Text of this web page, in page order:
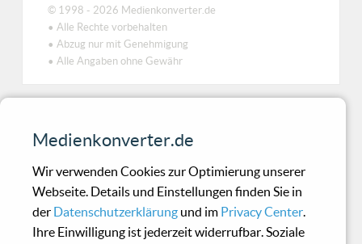
© 1998 - 2026 Medienkonverter.de
• Alle Rechte vorbehalten
• Abzug nur mit Genehmigung
• Alle Angaben ohne Gewähr
Medienkonverter.de
Wir verwenden Cookies zur Optimierung unserer
Webseite. Details und Einstellungen finden Sie in
der Datenschutzerklärung und im Privacy Center.
Ihre Einwilligung ist jederzeit widerrufbar. Soziale